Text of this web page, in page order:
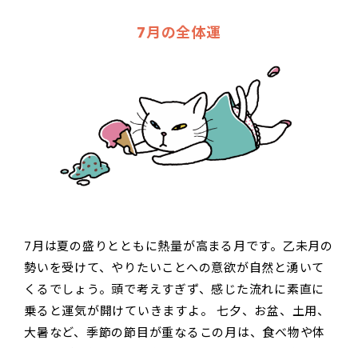
7月の全体運
7月は夏の盛りとともに熱量が高まる月です。乙未月の
勢いを受けて、やりたいことへの意欲が自然と湧いて
くるでしょう。頭で考えすぎず、感じた流れに素直に
乗ると運気が開けていきますよ。 七夕、お盆、土用、
大暑など、季節の節目が重なるこの月は、食べ物や体